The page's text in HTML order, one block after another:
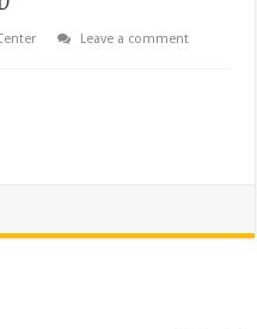
Leave a comment